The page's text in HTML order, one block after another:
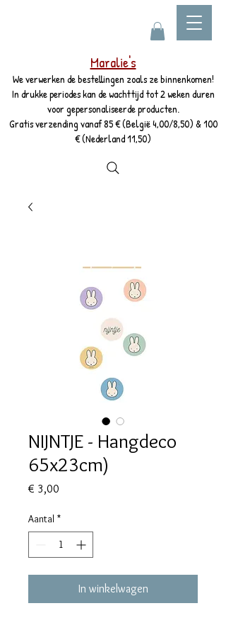
Maralie's
We verwerken de bestellingen zoals ze binnenkomen!
In drukke periodes kan de wachttijd tot 2 weken duren
voor gepersonaliseerde producten.
Gratis verzending vanaf 85 € (België 4,00/8,50) & 100
€ (Nederland 11,50)
NIJNTJE - Hangdeco
65x23cm)
€ 3,00
Aantal *
In winkelwagen